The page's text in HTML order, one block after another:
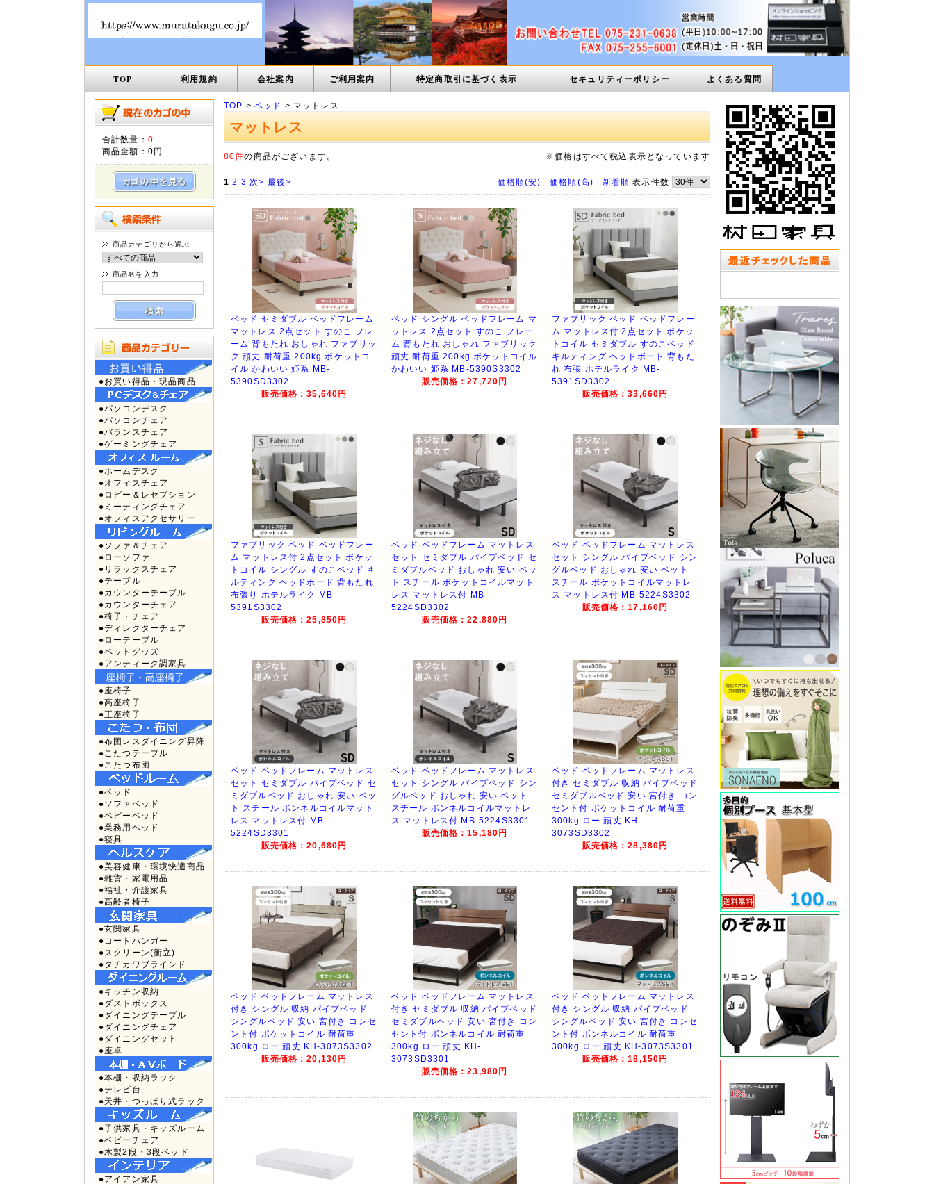
TOP 利用規約 会社案内 ご利用案内 特定商取引に基づく表示 セキュリティーポリシー よくある質問
合計数量： 0
商品金額： 0円
商品カテゴリから選ぶ
商品名を入力
●お買い得品・現品商品
●パソコンデスク
●パソコンチェア
●バランスチェア
●ゲーミングチェア
●ホームデスク
●オフィスチェア
●ロビー＆レセプション
●ミーティングチェア
●オフィスアクセサリー
●ソファ＆チェア
●ローソファ
●リラックスチェア
●テーブル
●カウンターテーブル
●カウンターチェア
●椅子・チェア
●ディレクターチェア
●ローテーブル
●ペットグッズ
●アンティーク調家具
●座椅子
●高座椅子
●正座椅子
●布団レスダイニング昇降
●こたつテーブル
●こたつ布団
●ベッド
●ソファベッド
●ベビーベッド
●業務用ベッド
●寝具
●美容健康・環境快適商品
●雑貨・家電用品
●福祉・介護家具
●高齢者椅子
●玄関家具
●コートハンガー
●スクリーン(衝立)
●タチカワブラインド
●キッチン収納
●ダストボックス
●ダイニングテーブル
●ダイニングチェア
●ダイニングセット
●座卓
●本棚・収納ラック
●テレビ台
●天井・つっぱり式ラック
●子供家具・キッズルーム
●ベビーチェア
●木製2段・3段ベッド
●アイアン家具
TOP > ベッド > マットレス
マットレス
80件の商品がございます。 ※価格はすべて税込表示となっています
価格順(安) 価格順(高) 新着順 表示件数
1 2 3 次> 最後>
ベッド セミダブル ベッドフレーム
マットレス 2点セット すのこ フレ
ーム 背もたれ おしゃれ ファブリッ
ク 頑丈 耐荷重 200kg ポケットコ
イル かわいい 姫系 MB-
5390SD3302
販売価格：35,640円
ベッド シングル ベッドフレーム マ
ットレス 2点セット すのこ フレー
ム 背もたれ おしゃれ ファブリック
頑丈 耐荷重 200kg ポケットコイル
かわいい 姫系 MB-5390S3302
販売価格：27,720円
ファブリック ベッド ベッドフレー
ム マットレス付 2点セット ポケッ
トコイル セミダブル すのこベッド
キルティング ヘッドボード 背もた
れ 布張 ホテルライク MB-
5391SD3302
販売価格：33,660円
ファブリック ベッド ベッドフレー
ム マットレス付 2点セット ポケッ
トコイル シングル すのこベッド キ
ルティング ヘッドボード 背もたれ
布張り ホテルライク MB-
5391S3302
販売価格：25,850円
ベッド ベッドフレーム マットレス
セット セミダブル パイプベッド セ
ミダブルベッド おしゃれ 安い ベッ
ト スチール ポケットコイルマット
レス マットレス付 MB-
5224SD3302
販売価格：22,880円
ベッド ベッドフレーム マットレス
セット シングル パイプベッド シン
グルベッド おしゃれ 安い ベット
スチール ポケットコイルマットレ
ス マットレス付 MB-5224S3302
販売価格：17,160円
ベッド ベッドフレーム マットレス
セット セミダブル パイプベッド セ
ミダブルベッド おしゃれ 安い ベッ
ト スチール ボンネルコイルマット
レス マットレス付 MB-
5224SD3301
販売価格：20,680円
ベッド ベッドフレーム マットレス
セット シングル パイプベッド シン
グルベッド おしゃれ 安い ベット
スチール ボンネルコイルマットレ
ス マットレス付 MB-5224S3301
販売価格：15,180円
ベッド ベッドフレーム マットレス
付き セミダブル 収納 パイプベッド
セミダブルベッド 安い 宮付き コン
セント付 ポケットコイル 耐荷重
300kg ロー 頑丈 KH-
3073SD3302
販売価格：28,380円
ベッド ベッドフレーム マットレス
付き シングル 収納 パイプベッド
シングルベッド 安い 宮付き コンセ
ント付 ポケットコイル 耐荷重
300kg ロー 頑丈 KH-3073S3302
販売価格：20,130円
ベッド ベッドフレーム マットレス
付き セミダブル 収納 パイプベッド
セミダブルベッド 安い 宮付き コン
セント付 ボンネルコイル 耐荷重
300kg ロー 頑丈 KH-
3073SD3301
販売価格：23,980円
ベッド ベッドフレーム マットレス
付き シングル 収納 パイプベッド
シングルベッド 安い 宮付き コンセ
ント付 ボンネルコイル 耐荷重
300kg ロー 頑丈 KH-3073S3301
販売価格：18,150円